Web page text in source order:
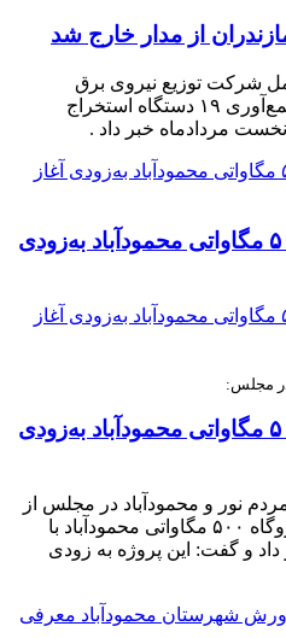
شرکت توزیع نیروی برق
مازندران از شناسایی و جمع‌آوری ۱۹ دستگاه استخراج
مردادماه خبر داد .
فاز نخست نیروگاه ۵۰۰ مگاواتی محمودآباد به‌زودی
در مجلس:
فاز نخست نیروگاه ۵۰۰ مگاواتی محمودآباد به‌زودی
مردم نور و محمودآباد در مجلس از
آغاز اجرای فاز نخست نیروگاه ۵۰۰ مگاواتی محمودآباد با
خبر داد و گفت: این پروژه به زودی